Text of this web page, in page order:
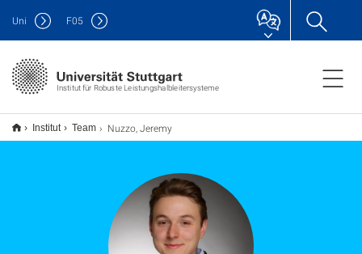
Institut für Robuste Leistungshalbleitersysteme
Uni F05
Institut Team Nuzzo, Jeremy